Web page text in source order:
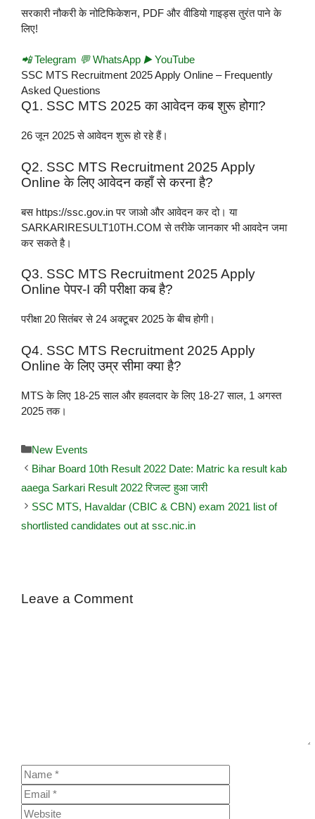
सरकारी नौकरी के नोटिफिकेशन, PDF और वीडियो गाइड्स तुरंत पाने के
लिए!
📲Telegram 💬WhatsApp ▶️YouTube
SSC MTS Recruitment 2025 Apply Online – Frequently
Asked Questions
Q1. SSC MTS 2025 का आवेदन कब शुरू होगा?
26 जून 2025 से आवेदन शुरू हो रहे हैं।
Q2. SSC MTS Recruitment 2025 Apply
Online के लिए आवेदन कहाँ से करना है?
बस https://ssc.gov.in पर जाओ और आवेदन कर दो। या
SARKARIRESULT10TH.COM से तरीके जानकार भी आवदेन जमा
कर सकते है।
Q3. SSC MTS Recruitment 2025 Apply
Online पेपर-I की परीक्षा कब है?
परीक्षा 20 सितंबर से 24 अक्टूबर 2025 के बीच होगी।
Q4. SSC MTS Recruitment 2025 Apply
Online के लिए उम्र सीमा क्या है?
MTS के लिए 18-25 साल और हवलदार के लिए 18-27 साल, 1 अगस्त
2025 तक।
New Events
Bihar Board 10th Result 2022 Date: Matric ka result kab
aaega Sarkari Result 2022 रिजल्ट हुआ जारी
SSC MTS, Havaldar (CBIC & CBN) exam 2021 list of
shortlisted candidates out at ssc.nic.in
Leave a Comment